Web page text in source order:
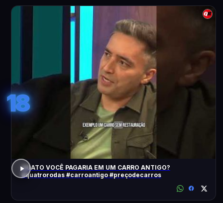
18
QUATO VOCÊ PAGARIA EM UM CARRO ANTIGO?
#quatrorodas #carroantigo #preçodecarros